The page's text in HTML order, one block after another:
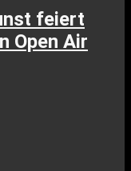
feiert
Open Air